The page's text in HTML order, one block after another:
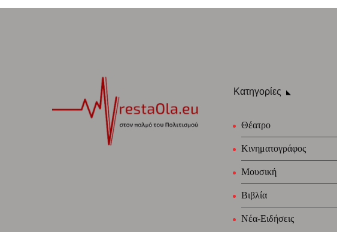
Κατηγορίες
Θέατρο
Κινηματογράφος
Μουσική
Βιβλία
Νέα-Ειδήσεις